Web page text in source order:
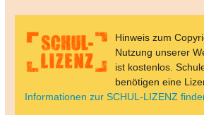
Hinweis zum
Nutzung unserer
ist kostenlos.
benötigen eine
Informationen zur SCHUL-LIZENZ